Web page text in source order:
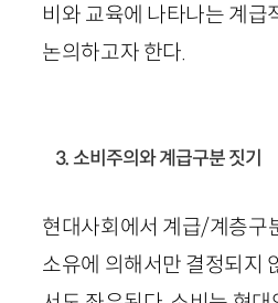
비와 교육에 나타나는 계급
논의하고자 한다.
3. 소비주의와 계급구분 짓기
현대사회에서 계급/계층구
소유에 의해서만 결정되지